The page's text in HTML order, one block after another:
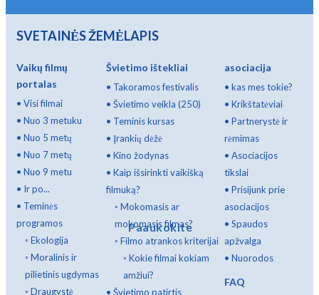
Paaukokite
SVETAINĖS ŽEMĖLAPIS
Vaikų filmų
portalas
• Visi filmai
• Nuo 3 metuku
• Nuo 5 metų
• Nuo 7 metų
• Nuo 9 metu
• Ir po...
• Teminės
programos
◦ Ekologija
◦ Moralinis ir
pilietinis ugdymas
◦ Draugystė
Švietimo ištekliai
• Takoramos festivalis
• Švietimo veikla (250)
• Teminis kursas
• Įrankių dėžė
• Kino žodynas
• Kaip išsirinkti vaikišką
filmuką?
◦ Mokomasis ar
mokomasis filmas?
◦ Filmo atrankos kriterijai
◦ Kokie filmai kokiam
amžiui?
• Švietimo patirtis
asociacija
•kas mes tokie?
•Krikštatėviai
•Partnerystė ir
rėmimas
•Asociacijos
tikslai
•Prisijunk prie
asociacijos
•Spaudos
apžvalga
•Nuorodos
FAQ